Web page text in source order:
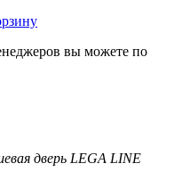
вы можете по
дверь LEGA LINE